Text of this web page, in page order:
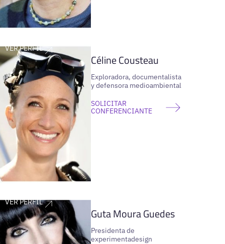
VER PERFIL
Céline Cousteau
Exploradora, documentalista
y defensora medioambiental
SOLICITAR
CONFERENCIANTE
VER PERFIL
Guta Moura Guedes
Presidenta de
experimentadesign